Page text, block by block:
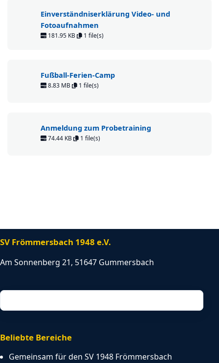
Einverständniserklärung Video- und
Fotoaufnahmen
181.95 KB 1 file(s)
Fußball-Ferien-Camp
8.83 MB 1 file(s)
Anmeldung zum Probetraining
74.44 KB 1 file(s)
SV Frömmersbach 1948 e.V.
Am Sonnenberg 21, 51647 Gummersbach
Beliebte Bereiche
Gemeinsam für den SV 1948 Frömmersbach